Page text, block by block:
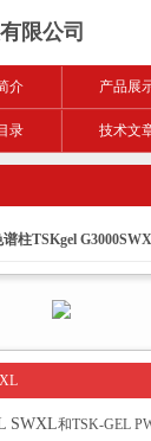
限公司
介 产品展
录 技术文
柱TSKgel
SWXL和TSK-GEL